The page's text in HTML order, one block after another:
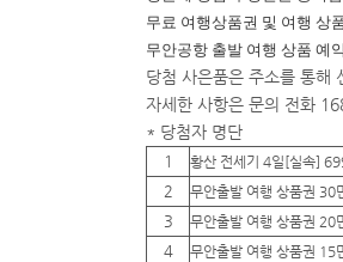
무료 여행상품권 및 여행 상
무안공항 출발 여행 상품 예
당첨 사은품은 주소를 통해
자세한 사항은 문의 전화
* 당첨자 명단
1 황산 전세기 4일[실속]
2
무안출발 여행 상품권 30
3
무안출발 여행 상품권 20
4
무안출발 여행 상품권 15